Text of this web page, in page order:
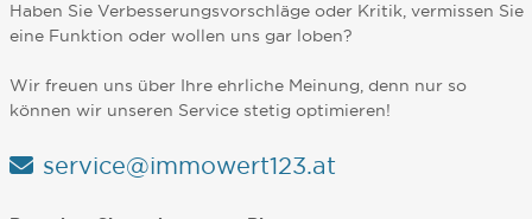
Haben Sie Verbesserungsvorschläge oder Kritik, vermissen Sie
eine Funktion oder wollen uns gar loben?
Wir freuen uns über Ihre ehrliche Meinung, denn nur so
können wir unseren Service stetig optimieren!
service@immowert123.at